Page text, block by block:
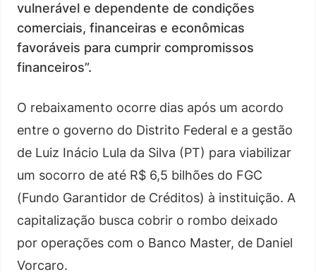
vulnerável e dependente de condições
comerciais, financeiras e econômicas
favoráveis para cumprir compromissos
financeiros”.
O rebaixamento ocorre dias após um acordo
entre o governo do Distrito Federal e a gestão
de Luiz Inácio Lula da Silva (PT) para viabilizar
um socorro de até R$ 6,5 bilhões do FGC
(Fundo Garantidor de Créditos) à instituição. A
capitalização busca cobrir o rombo deixado
por operações com o Banco Master, de Daniel
Vorcaro.